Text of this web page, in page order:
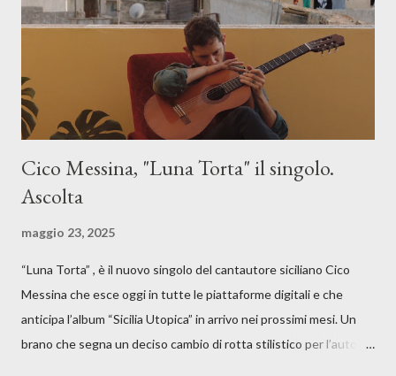
Cico Messina, "Luna Torta" il singolo.
Ascolta
maggio 23, 2025
“Luna Torta” , è il nuovo singolo del cantautore siciliano Cico
Messina che esce oggi in tutte le piattaforme digitali e che
anticipa l’album “Sicilia Utopica” in arrivo nei prossimi mesi. Un
brano che segna un deciso cambio di rotta stilistico per l’autore